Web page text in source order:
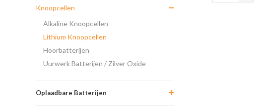
Knoopcellen
Alkaline Knoopcellen
Lithium Knoopcellen
Hoorbatterijen
Uurwerk Batterijen / Zilver Oxide
Oplaadbare Batterijen